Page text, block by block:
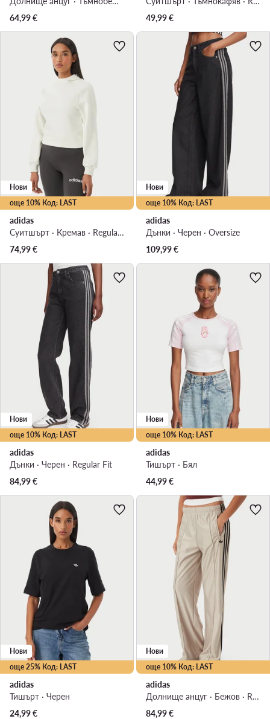
64,99€
49,99€
още 10% Код: LAST
Нови
adidas
Суитшърт · Кремав · Regular Fit
74,99€
още 10% Код: LAST
Нови
adidas
Дънки · Черен · Oversize
109,99€
още 10% Код: LAST
Нови
adidas
Дънки · Черен · Regular Fit
84,99€
още 10% Код: LAST
Нови
adidas
Тишърт · Бял
44,99€
още 25% Код: LAST
Нови
adidas
Тишърт · Черен
24,99€
още 10% Код: LAST
Нови
adidas
Долнище анцуг · Бежов · Regular Fit
84,99€